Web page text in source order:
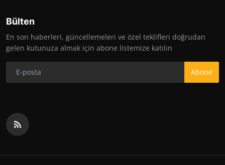
Bülten
En son haberleri, güncellemeleri ve özel teklifleri doğrudan
gelen kutunuza almak için abone listemize katılın
Abone